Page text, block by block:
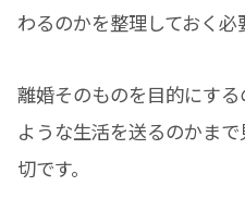
わるのかを整理しておく必
離婚そのものを目的にす
ような生活を送るのかま
切です。